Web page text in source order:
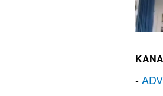
-